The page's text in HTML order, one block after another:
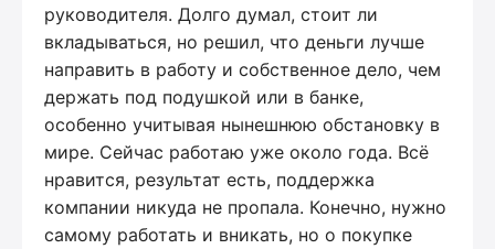
руководителя. Долго думал, стоит ли
вкладываться, но решил, что деньги лучше
направить в работу и собственное дело, чем
держать под подушкой или в банке,
особенно учитывая нынешнюю обстановку в
мире. Сейчас работаю уже около года. Всё
нравится, результат есть, поддержка
компании никуда не пропала. Конечно, нужно
самому работать и вникать, но о покупке